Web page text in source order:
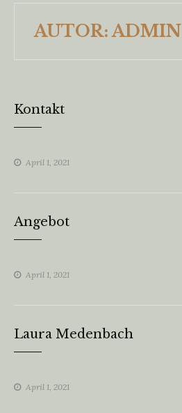
AUTOR:ADMIN
Kontakt
April 1, 2021
Angebot
April 1, 2021
Laura Medenbach
April 1, 2021